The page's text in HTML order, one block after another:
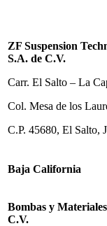
ZF Suspension
S.A. de C.V.
Carr. El Salto – La
Col. Mesa de los
C.P. 45680, El Salto,
Baja California
Bombas y
C.V.